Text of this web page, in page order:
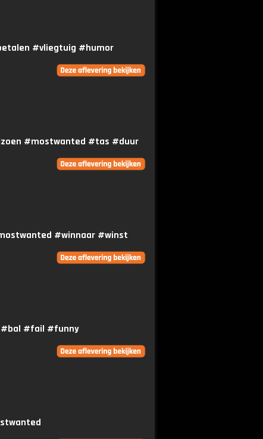
#vliegtuig #humor
#mostwanted #tas #duur
#winnaar #winst
#bal #fail #funny